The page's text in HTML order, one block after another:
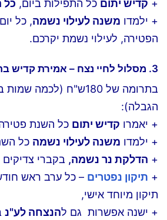
+ קדיש יתום כל התפילות ביום, כל
+ ילמדו משנה לעילוי נשמה, כל
הפטירה, לעילוי נשמת יקרכם.
3. מסלול לחיי נצח – אמירת קדיש
בתרומה של 180ש"ח
הגבלה):
+ יאמרו קדיש יתום כל השנת
+ ילמדו משנה לעילוי נשמה כל
+ הדלקת נר נשמה, בקברי צדיקים
+ תיקון נפטרים – כל ערב ראש
תיקון מיוחד אישי,
+ ישנה אפשרות גם להנצחה לע"נ